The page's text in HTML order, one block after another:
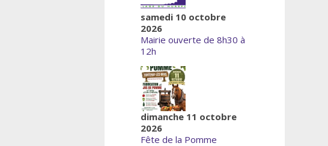
samedi 10 octobre
2026
Mairie ouverte de 8h30 à
12h
dimanche 11 octobre
2026
Fête de la Pomme